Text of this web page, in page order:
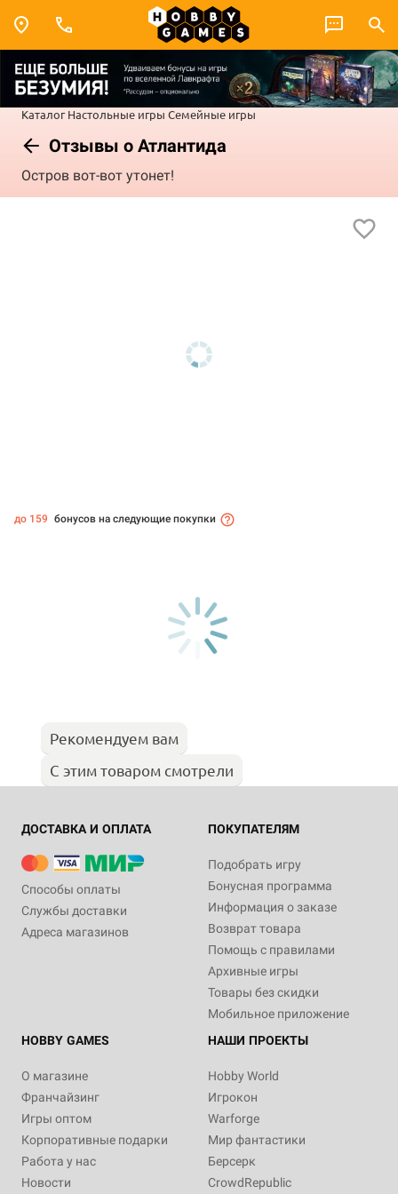
Каталог Настольные игры Семейные игры
Отзывы о Атлантида
Остров вот-вот утонет!
до 159 бонусов на следующие покупки
Рекомендуем вам
С этим товаром смотрели
ДОСТАВКА И ОПЛАТА
Способы оплаты
Службы доставки
Адреса магазинов
ПОКУПАТЕЛЯМ
Подобрать игру
Бонусная программа
Информация о заказе
Возврат товара
Помощь с правилами
Архивные игры
Товары без скидки
Мобильное приложение
HOBBY GAMES
О магазине
Франчайзинг
Игры оптом
Корпоративные подарки
Работа у нас
Новости
НАШИ ПРОЕКТЫ
Hobby World
Игрокон
Warforge
Мир фантастики
Берсерк
CrowdRepublic